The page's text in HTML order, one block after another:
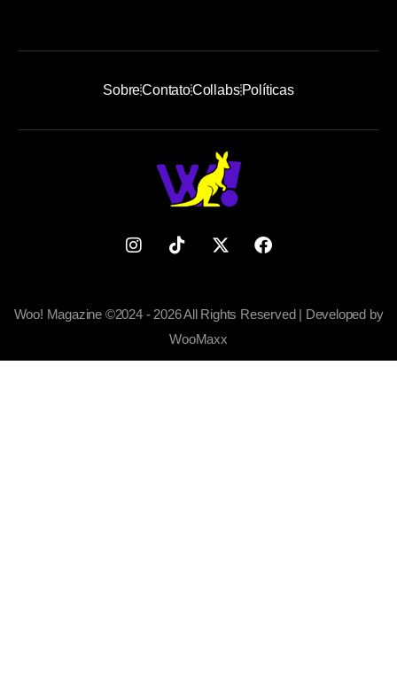
SobreContatoCollabsPolíticas
Woo! Magazine ©2024 - 2026 All Rights Reserved | Developed by
WooMaxx